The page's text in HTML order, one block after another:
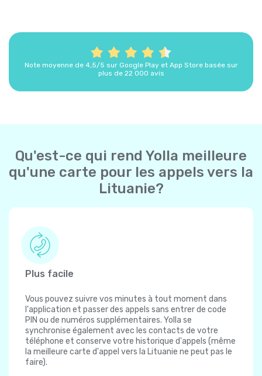
Note moyenne de 4,5/5 sur Google Play et App Store basée sur
plus de 22 000 avis
Qu'est-ce qui rend Yolla meilleure
qu'une carte pour les appels vers la
Lituanie?
Plus facile
Vous pouvez suivre vos minutes à tout moment dans
l'application et passer des appels sans entrer de code
PIN ou de numéros supplémentaires. Yolla se
synchronise également avec les contacts de votre
téléphone et conserve votre historique d'appels (même
la meilleure carte d'appel vers la Lituanie ne peut pas le
faire).